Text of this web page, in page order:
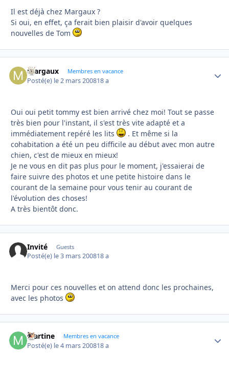
Il est déjà chez Margaux ?
Si oui, en effet, ça ferait bien plaisir d'avoir quelques
nouvelles de Tom
margaux Membres en vacance
Posté(e) le 2 mars 200818 a
Oui oui petit tommy est bien arrivé chez moi! Tout se passe
très bien pour l'instant, il s'est très vite adapté et a
immédiatement repéré les lits
. Et même si la
cohabitation a été un peu difficile au début avec mon autre
chien, c'est de mieux en mieux!
Je ne vous en dit pas plus pour le moment, j'essaierai de
faire suivre des photos et une petite histoire dans le
courant de la semaine pour vous tenir au courant de
l'évolution des choses!
A très bientôt donc.
Invité Guests
Posté(e) le 3 mars 200818 a
Merci pour ces nouvelles et on attend donc les prochaines,
avec les photos
Martine Membres en vacance
Posté(e) le 4 mars 200818 a